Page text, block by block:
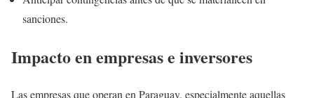
sanciones.
Impacto en empresas e inversores
Las empresas que operan en Paraguay, especialmente aquellas